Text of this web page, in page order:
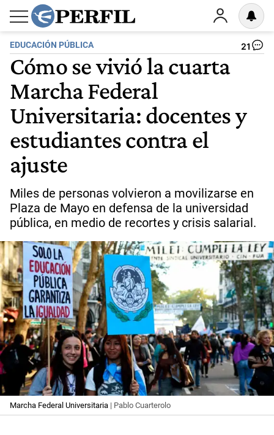
EDUCACIÓN PÚBLICA 21
Cómo se vivió la cuarta
Marcha Federal
Universitaria: docentes y
estudiantes contra el
ajuste
Miles de personas volvieron a movilizarse en
Plaza de Mayo en defensa de la universidad
pública, en medio de recortes y crisis salarial.
Marcha Federal Universitaria | Pablo Cuarterolo